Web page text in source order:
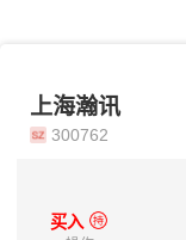
上海瀚讯
上海瀚讯
300762
买入